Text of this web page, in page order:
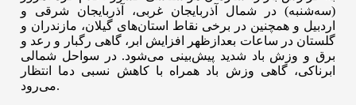
(سه‌شنبه) در شمال آذربایجان غربی، آذربایجان شرقی و
اردبیل و همچنین در برخی نقاط استان‌های گیلان، مازندران و
گلستان در ساعات بعدازظهر افزایش ابر، گاهی رگبار و رعد و
برق و وزش باد شدید پیش‌بینی می‌شود. در سواحل شمالی
ابرناکی، گاهی وزش باد همراه با کاهش نسبی دما انتظار
می‌رود.